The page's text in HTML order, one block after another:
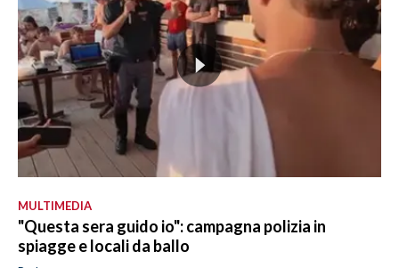
MULTIMEDIA
"Questa sera guido io": campagna polizia in
spiagge e locali da ballo